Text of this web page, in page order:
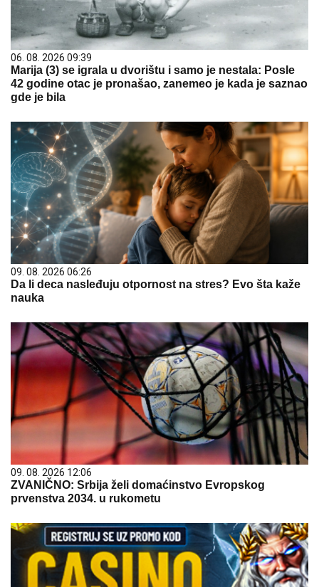
06. 08. 2026 09:39
Marija (3) se igrala u dvorištu i samo je nestala: Posle
42 godine otac je pronašao, zanemeo je kada je saznao
gde je bila
09. 08. 2026 06:26
Da li deca nasleđuju otpornost na stres? Evo šta kaže
nauka
09. 08. 2026 12:06
ZVANIČNO: Srbija želi domaćinstvo Evropskog
prvenstva 2034. u rukometu